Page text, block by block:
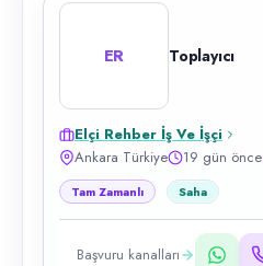
ER Toplayıcı
Elçi Rehber İş Ve İşçi
Ankara Türkiye
19 gün önce
Tam Zamanlı Saha
Başvuru kanalları